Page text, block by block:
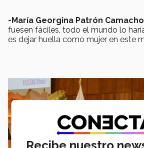
-María Georgina Patrón Camacho
fuesen fáciles, todo el mundo lo
es dejar huella como mujer en este